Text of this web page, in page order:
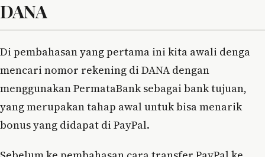
DANA
Di pembahasan yang pertama ini kita awali denga
mencari nomor rekening di DANA dengan
menggunakan PermataBank sebagai bank tujuan,
yang merupakan tahap awal untuk bisa menarik
bonus yang didapat di PayPal.